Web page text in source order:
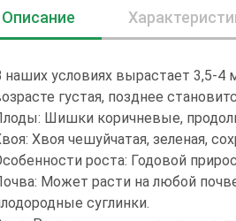
Описание
наших условиях вырастает 3,5-
густая, позднее
Шишки коричневые,
Хвоя чешуйчатая, зеленая,
роста: Годовой
Может расти на любой
суглинки.